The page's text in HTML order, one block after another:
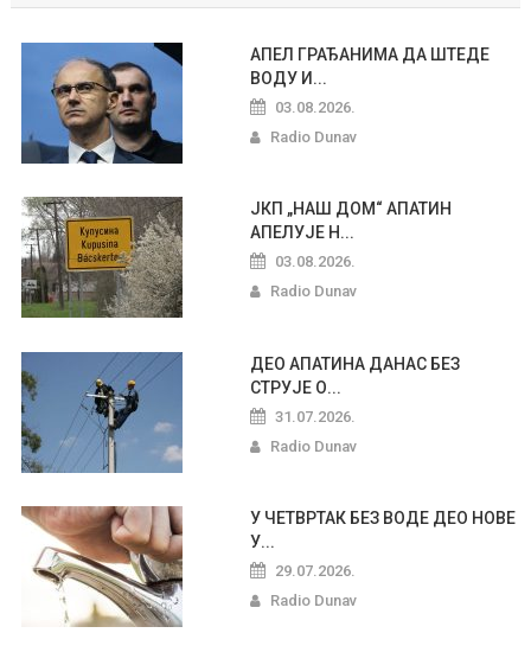
АПЕЛ ГРАЂАНИМА ДА ШТЕДЕ
ВОДУ И...
03.08.2026.
Radio Dunav
ЈКП „НАШ ДОМ“ АПАТИН
АПЕЛУЈЕ Н...
03.08.2026.
Radio Dunav
ДЕО АПАТИНА ДАНАС БЕЗ
СТРУЈЕ О...
31.07.2026.
Radio Dunav
У ЧЕТВРТАК БЕЗ ВОДЕ ДЕО НОВЕ
У...
29.07.2026.
Radio Dunav